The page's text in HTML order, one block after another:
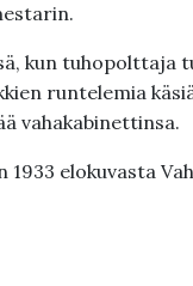
kun tuhopolttaja
runtelemia
vahakabinettinsa.
1933 elokuvasta